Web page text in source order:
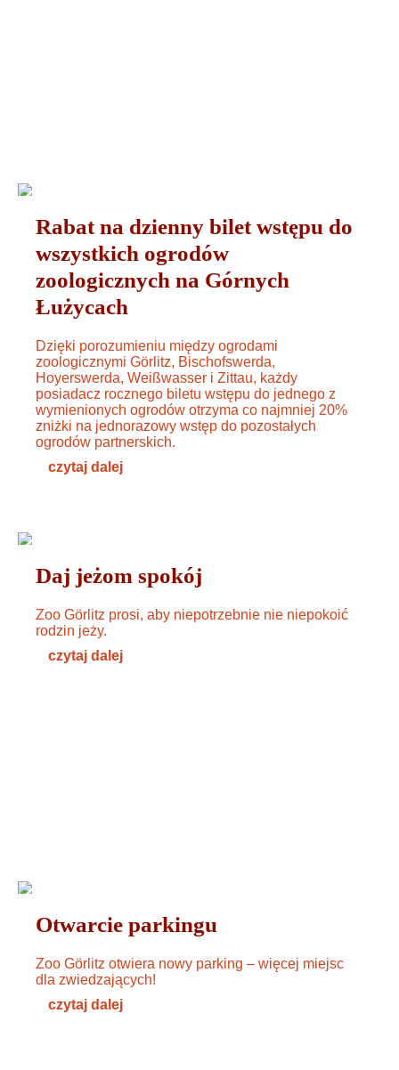
Rabat na dzienny bilet wstępu do
wszystkich ogrodów
zoologicznych na Górnych
Łużycach
Dzięki porozumieniu między ogrodami
zoologicznymi Görlitz, Bischofswerda,
Hoyerswerda, Weißwasser i Zittau, każdy
posiadacz rocznego biletu wstępu do jednego z
wymienionych ogrodów otrzyma co najmniej 20%
zniżki na jednorazowy wstęp do pozostałych
ogrodów partnerskich.
czytaj dalej
Daj jeżom spokój
Zoo Görlitz prosi, aby niepotrzebnie nie niepokoić
rodzin jeży.
czytaj dalej
Otwarcie parkingu
Zoo Görlitz otwiera nowy parking – więcej miejsc
dla zwiedzających!
czytaj dalej